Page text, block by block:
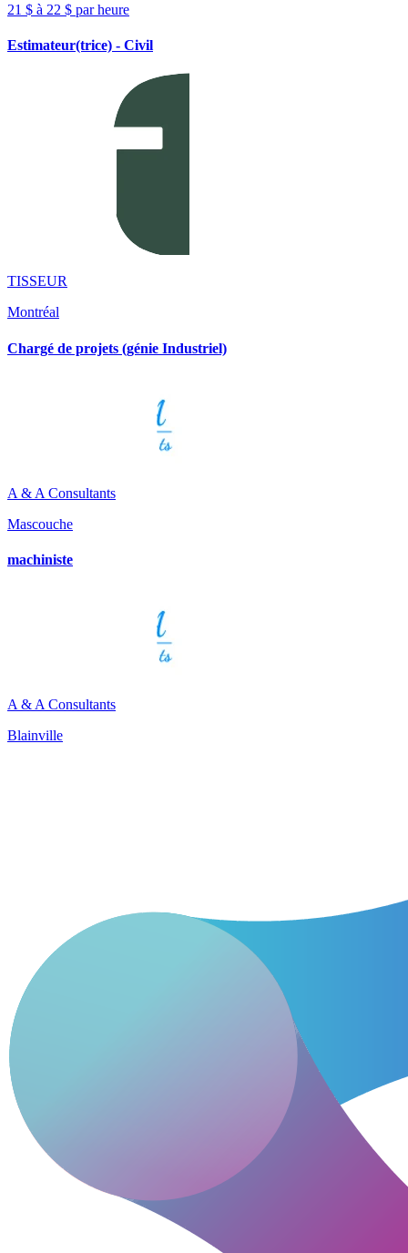
21 $ à 22 $ par heure
Estimateur(trice) - Civil
TISSEUR
Montréal
Chargé de projets (génie Industriel)
A & A Consultants
Mascouche
machiniste
A & A Consultants
Blainville